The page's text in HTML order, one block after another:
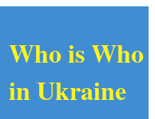
Who is Who
in Ukraine